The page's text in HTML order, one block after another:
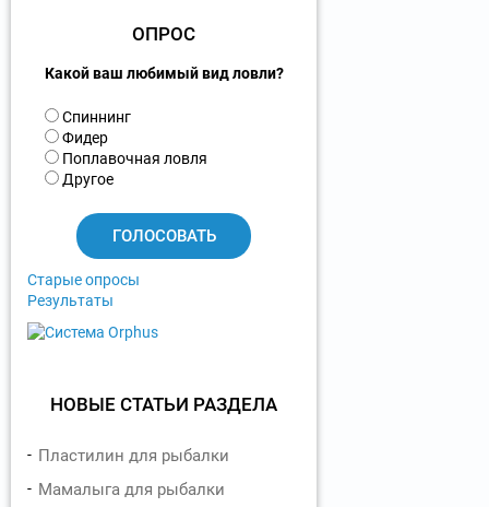
ОПРОС
Какой ваш любимый вид ловли?
В
а
р
и
Спиннинг
Фидер
Поплавочная ловля
Другое
Старые опросы
Результаты
НОВЫЕ СТАТЬИ РАЗДЕЛА
Пластилин для рыбалки
Мамалыга для рыбалки